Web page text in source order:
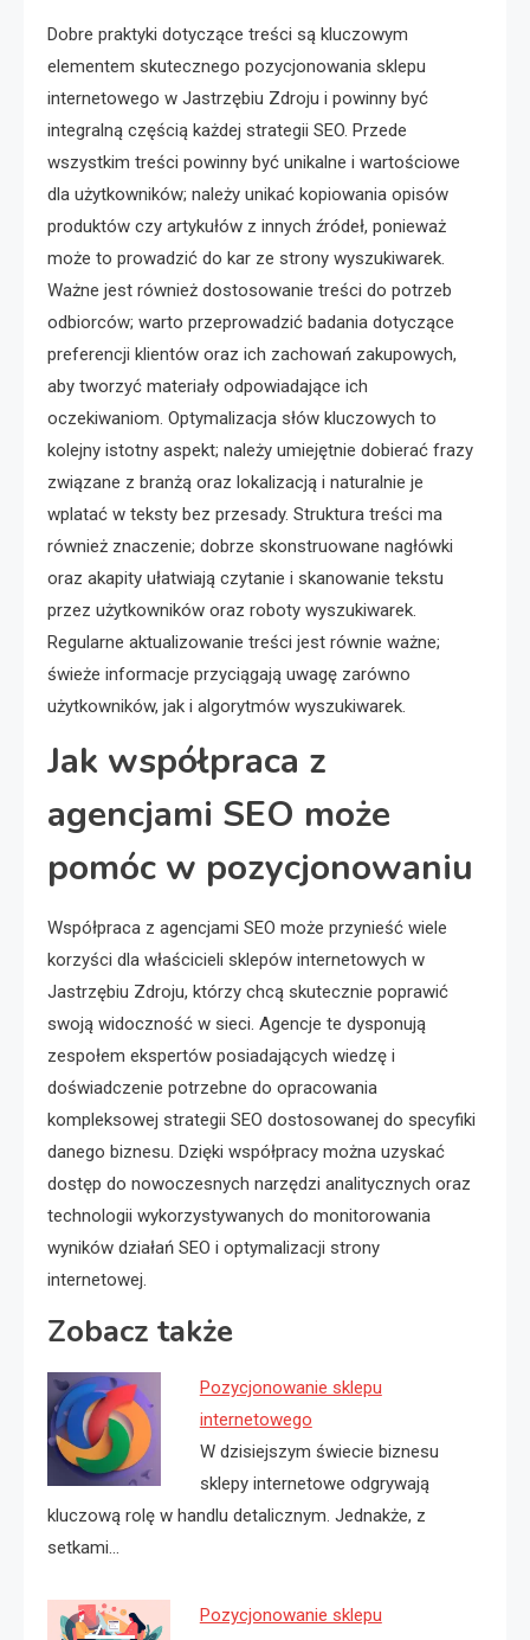
Dobre praktyki dotyczące treści są kluczowym
elementem skutecznego pozycjonowania sklepu
internetowego w Jastrzębiu Zdroju i powinny być
integralną częścią każdej strategii SEO. Przede
wszystkim treści powinny być unikalne i wartościowe
dla użytkowników; należy unikać kopiowania opisów
produktów czy artykułów z innych źródeł, ponieważ
może to prowadzić do kar ze strony wyszukiwarek.
Ważne jest również dostosowanie treści do potrzeb
odbiorców; warto przeprowadzić badania dotyczące
preferencji klientów oraz ich zachowań zakupowych,
aby tworzyć materiały odpowiadające ich
oczekiwaniom. Optymalizacja słów kluczowych to
kolejny istotny aspekt; należy umiejętnie dobierać frazy
związane z branżą oraz lokalizacją i naturalnie je
wplatać w teksty bez przesady. Struktura treści ma
również znaczenie; dobrze skonstruowane nagłówki
oraz akapity ułatwiają czytanie i skanowanie tekstu
przez użytkowników oraz roboty wyszukiwarek.
Regularne aktualizowanie treści jest równie ważne;
świeże informacje przyciągają uwagę zarówno
użytkowników, jak i algorytmów wyszukiwarek.
Jak współpraca z
agencjami SEO może
pomóc w pozycjonowaniu
Współpraca z agencjami SEO może przynieść wiele
korzyści dla właścicieli sklepów internetowych w
Jastrzębiu Zdroju, którzy chcą skutecznie poprawić
swoją widoczność w sieci. Agencje te dysponują
zespołem ekspertów posiadających wiedzę i
doświadczenie potrzebne do opracowania
kompleksowej strategii SEO dostosowanej do specyfiki
danego biznesu. Dzięki współpracy można uzyskać
dostęp do nowoczesnych narzędzi analitycznych oraz
technologii wykorzystywanych do monitorowania
wyników działań SEO i optymalizacji strony
internetowej.
Zobacz także
Pozycjonowanie sklepu
internetowego
W dzisiejszym świecie biznesu
sklepy internetowe odgrywają
kluczową rolę w handlu detalicznym. Jednakże, z
setkami…
Pozycjonowanie sklepu